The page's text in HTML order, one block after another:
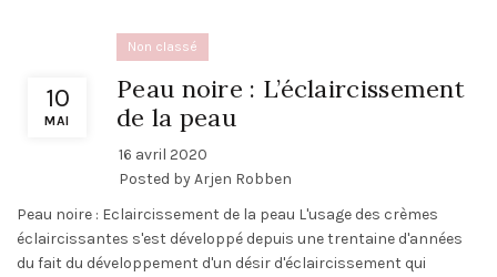
10
MAI
Non classé
Peau noire : L’éclaircissement
de la peau
16 avril 2020
Posted byArjen Robben
Peau noire : Eclaircissement de la peau L'usage des crèmes
éclaircissantes s'est développé depuis une trentaine d'années
du fait du développement d'un désir d'éclaircissement qui